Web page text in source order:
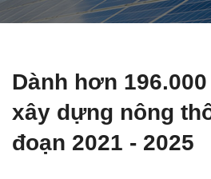
Dành hơn
xây dựng nông
đoạn 2021 - 2025